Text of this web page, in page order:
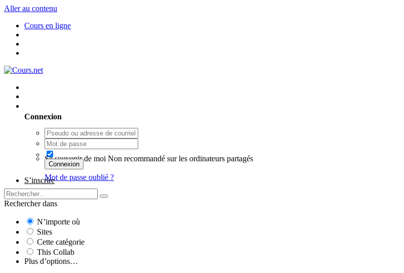
Aller au contenu
Cours en ligne
Connexion
Se souvenir de moi Non recommandé sur les ordinateurs partagés
Connexion
Mot de passe oublié ?
S’inscrire
Rechercher dans
N’importe où
Sites
Cette catégorie
This Collab
Plus d’options…